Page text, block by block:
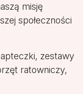
misję
społeczności
zestawy
ratowniczy,